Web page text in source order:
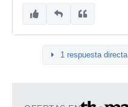
1 respuesta directa